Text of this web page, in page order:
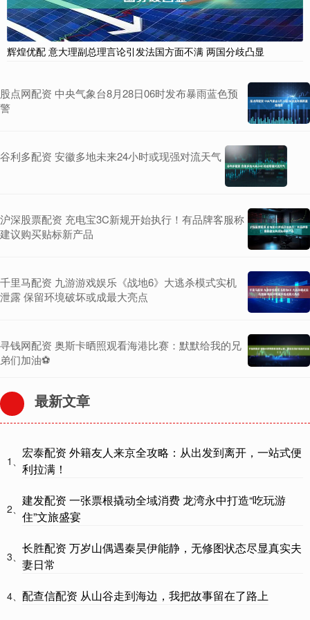
辉煌优配 意大理副总理言论引发法国方面不满 两国分歧凸显
股点网配资 中央气象台8月28日06时发布暴雨蓝色预
警
谷利多配资 安徽多地未来24小时或现强对流天气
沪深股票配资 充电宝3C新规开始执行！有品牌客服称
建议购买贴标新产品
千里马配资 九游游戏娱乐《战地6》大逃杀模式实机
泄露 保留环境破坏或成最大亮点
寻钱网配资 奥斯卡晒照观看海港比赛：默默给我的兄
弟们加油⚽️
最新文章
1、
宏泰配资 外籍友人来京全攻略：从出发到离开，一站式便
利拉满！
2、
建发配资 一张票根撬动全域消费 龙湾永中打造“吃玩游
住”文旅盛宴
3、
长胜配资 万岁山偶遇秦昊伊能静，无修图状态尽显真实夫
妻日常
4、 配查信配资 从山谷走到海边，我把故事留在了路上